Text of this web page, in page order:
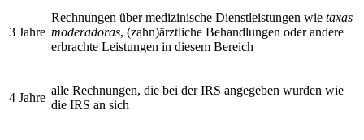
3 Jahre
Rechnungen über medizinische Dienstleistungen wie taxas
moderadoras, (zahn)ärztliche Behandlungen oder andere
erbrachte Leistungen in diesem Bereich
4 Jahre
alle Rechnungen, die bei der IRS angegeben wurden wie
die IRS an sich